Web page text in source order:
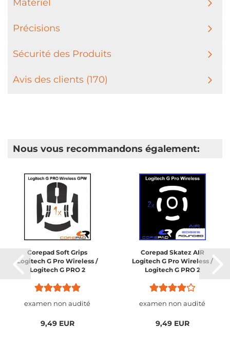
Matériel
Précisions
Sécurité des Produits
Avis des clients (170)
Nous vous recommandons également:
Corepad Soft Grips
Logitech G Pro Wireless /
Logitech G PRO 2
examen non audité
9,49 EUR
Corepad Skatez AIR
Logitech G Pro Wireless /
Logitech G PRO 2
examen non audité
9,49 EUR